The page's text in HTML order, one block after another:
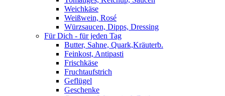
Weichkäse
Weißwein, Rosé
Würzsaucen, Dipps, Dressing
Für Dich - für jeden Tag
Butter, Sahne, Quark,Kräuterb.
Feinkost, Antipasti
Frischkäse
Fruchtaufstrich
Geflügel
Geschenke